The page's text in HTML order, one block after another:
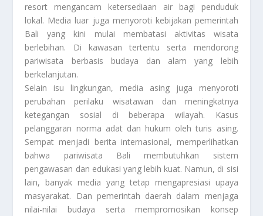
resort mengancam ketersediaan air bagi penduduk
lokal. Media luar juga menyoroti kebijakan pemerintah
Bali yang kini mulai membatasi aktivitas wisata
berlebihan. Di kawasan tertentu serta mendorong
pariwisata berbasis budaya dan alam yang lebih
berkelanjutan.
Selain isu lingkungan, media asing juga menyoroti
perubahan perilaku wisatawan dan meningkatnya
ketegangan sosial di beberapa wilayah. Kasus
pelanggaran norma adat dan hukum oleh turis asing.
Sempat menjadi berita internasional, memperlihatkan
bahwa pariwisata Bali membutuhkan sistem
pengawasan dan edukasi yang lebih kuat. Namun, di sisi
lain, banyak media yang tetap mengapresiasi upaya
masyarakat. Dan pemerintah daerah dalam menjaga
nilai-nilai budaya serta mempromosikan konsep